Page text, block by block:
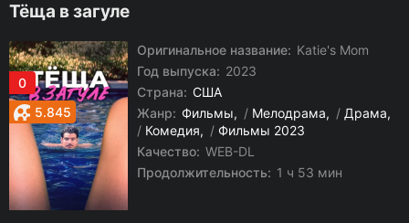
Тёща в загуле
0
5.845
Оригинальное название: Katie's Mom
Год выпуска: 2023
Страна: США
Жанр: Фильмы / Мелодрама / Драма
/ Комедия / Фильмы 2023
Качество: WEB-DL
Продолжительность: 1 ч 53 мин